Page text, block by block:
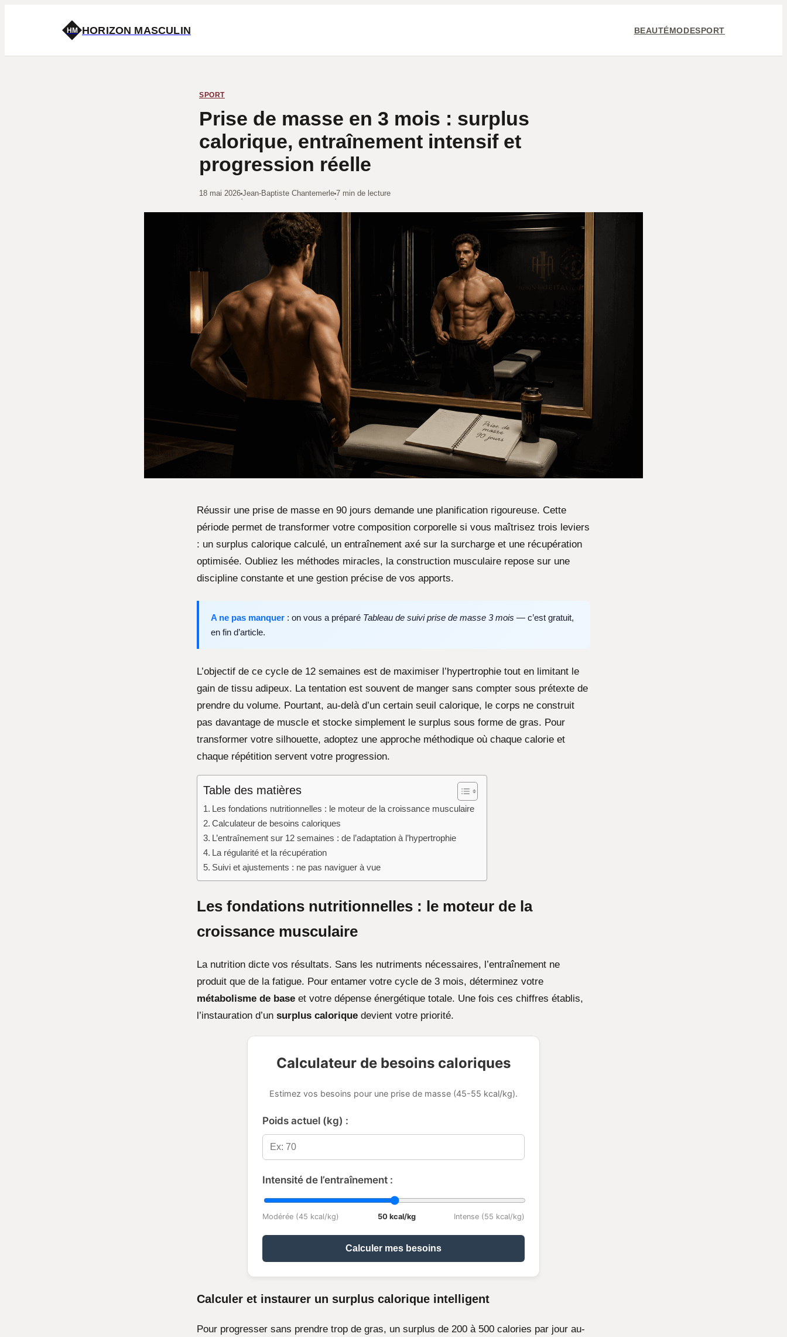
HM HORIZON MASCULIN BEAUTÉMODESPORT
SPORT
Prise de masse en 3 mois : surplus
calorique, entraînement intensif et
progression réelle
18 mai 2026
·
Jean-Baptiste Chantemerle
·
7 min de lecture
Réussir une prise de masse en 90 jours demande une planification rigoureuse. Cette
période permet de transformer votre composition corporelle si vous maîtrisez trois leviers
: un surplus calorique calculé, un entraînement axé sur la surcharge et une récupération
optimisée. Oubliez les méthodes miracles, la construction musculaire repose sur une
discipline constante et une gestion précise de vos apports.
A ne pas manquer : on vous a préparé Tableau de suivi prise de masse 3 mois — c’est gratuit,
en fin d’article.
L’objectif de ce cycle de 12 semaines est de maximiser l’hypertrophie tout en limitant le
gain de tissu adipeux. La tentation est souvent de manger sans compter sous prétexte de
prendre du volume. Pourtant, au-delà d’un certain seuil calorique, le corps ne construit
pas davantage de muscle et stocke simplement le surplus sous forme de gras. Pour
transformer votre silhouette, adoptez une approche méthodique où chaque calorie et
chaque répétition servent votre progression.
Table des matières
Les fondations nutritionnelles : le moteur de la croissance musculaire
Calculateur de besoins caloriques
L’entraînement sur 12 semaines : de l’adaptation à l’hypertrophie
La régularité et la récupération
Suivi et ajustements : ne pas naviguer à vue
Les fondations nutritionnelles : le moteur de la
croissance musculaire
La nutrition dicte vos résultats. Sans les nutriments nécessaires, l’entraînement ne
produit que de la fatigue. Pour entamer votre cycle de 3 mois, déterminez votre
métabolisme de base et votre dépense énergétique totale. Une fois ces chiffres établis,
l’instauration d’un surplus calorique devient votre priorité.
Calculateur de besoins caloriques
Estimez vos besoins pour une prise de masse (45-55 kcal/kg).
Poids actuel (kg) :
Intensité de l’entraînement :
Modérée (45 kcal/kg) 50 kcal/kg Intense (55 kcal/kg)
Calculer mes besoins
Calculer et instaurer un surplus calorique intelligent
Pour progresser sans prendre trop de gras, un surplus de 200 à 500 calories par jour au-